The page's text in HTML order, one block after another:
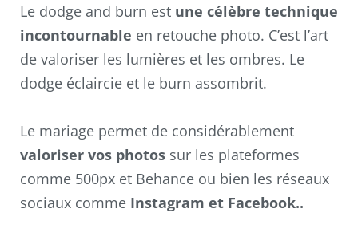
Le dodge and burn est une célèbre technique
incontournable en retouche photo. C’est l’art
de valoriser les lumières et les ombres. Le
dodge éclaircie et le burn assombrit.
Le mariage permet de considérablement
valoriser vos photos sur les plateformes
comme 500px et Behance ou bien les réseaux
sociaux comme Instagram et Facebook..